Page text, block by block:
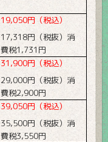
19,050円（税込）
17,318円（税抜）消
費税1,731 円
31,900円（税込）
29,000円（税抜）消
費税2,900円
39,050円（税込）
35,500円（税抜）消
費税3,550円